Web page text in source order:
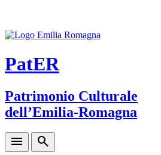
PatER
Patrimonio Culturale
dell’Emilia-Romagna
menu search